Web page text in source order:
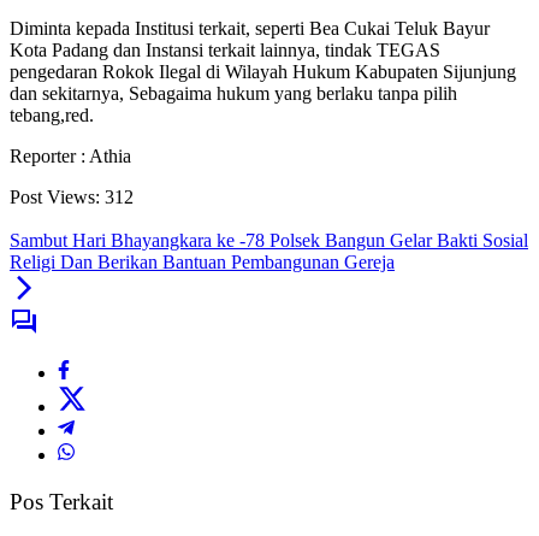
Diminta kepada Institusi terkait, seperti Bea Cukai Teluk Bayur
Kota Padang dan Instansi terkait lainnya, tindak TEGAS
pengedaran Rokok Ilegal di Wilayah Hukum Kabupaten Sijunjung
dan sekitarnya, Sebagaima hukum yang berlaku tanpa pilih
tebang,red.
Reporter : Athia
Post Views: 312
Sambut Hari Bhayangkara ke -78 Polsek Bangun Gelar Bakti Sosial
Religi Dan Berikan Bantuan Pembangunan Gereja
Pos Terkait